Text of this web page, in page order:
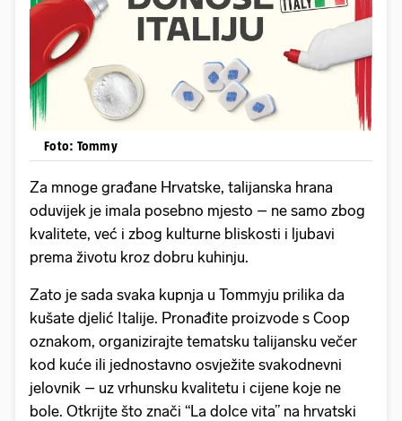
Foto: Tommy
Za mnoge građane Hrvatske, talijanska hrana
oduvijek je imala posebno mjesto – ne samo zbog
kvalitete, već i zbog kulturne bliskosti i ljubavi
prema životu kroz dobru kuhinju.
Zato je sada svaka kupnja u Tommyju prilika da
kušate djelić Italije. Pronađite proizvode s Coop
oznakom, organizirajte tematsku talijansku večer
kod kuće ili jednostavno osvježite svakodnevni
jelovnik – uz vrhunsku kvalitetu i cijene koje ne
bole. Otkrijte što znači “La dolce vita” na hrvatski